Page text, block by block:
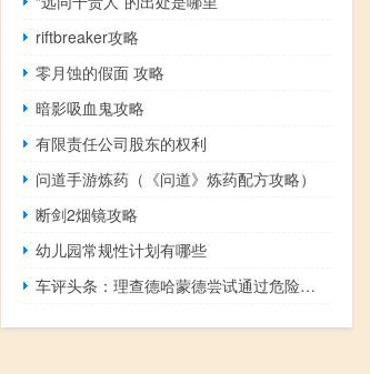
riftbreaker攻略
零月蚀的假面 攻略
暗影吸血鬼攻略
有限责任公司股东的权利
问道手游炼药（《问道》炼药配方攻略）
断剑2烟镜攻略
幼儿园常规性计划有哪些
车评头条：理查德哈蒙德尝试通过危险的特技闯入互联网